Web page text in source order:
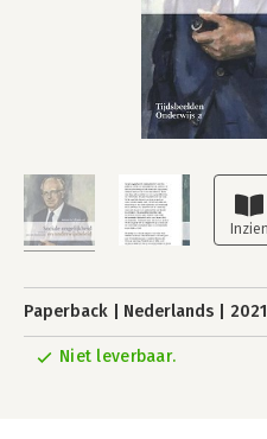
Paperback Nederlands 2021
Niet leverbaar.